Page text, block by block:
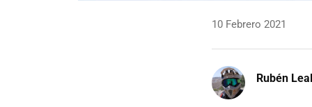
10 Febrero 2021
Rubén Leal